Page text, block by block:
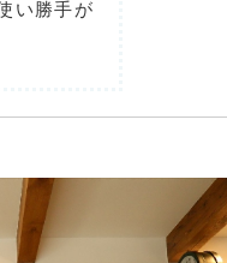
い勝手が